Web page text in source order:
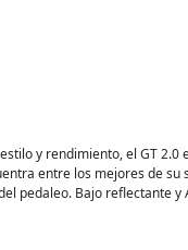
y rendimiento, el GT
entre los mejores de
pedaleo. Bajo reflectante